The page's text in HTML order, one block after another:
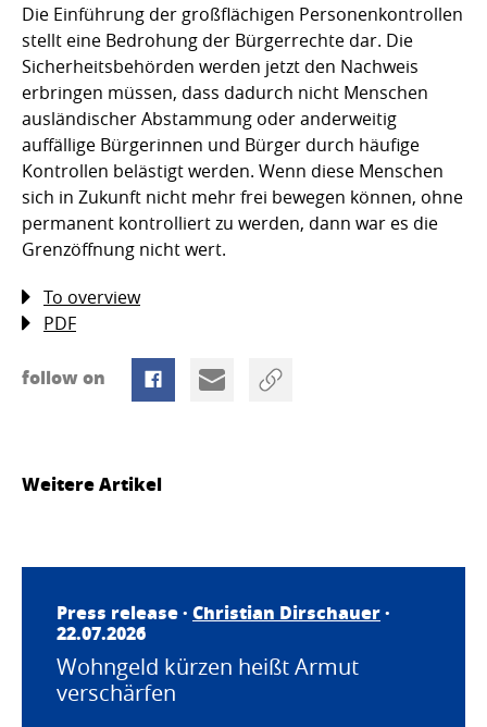
Die Einführung der großflächigen Personenkontrollen
stellt eine Bedrohung der Bürgerrechte dar. Die
Sicherheitsbehörden werden jetzt den Nachweis
erbringen müssen, dass dadurch nicht Menschen
ausländischer Abstammung oder anderweitig
auffällige Bürgerinnen und Bürger durch häufige
Kontrollen belästigt werden. Wenn diese Menschen
sich in Zukunft nicht mehr frei bewegen können, ohne
permanent kontrolliert zu werden, dann war es die
Grenzöffnung nicht wert.
To overview
PDF
follow on
Weitere Artikel
Press release · Christian Dirschauer·
22.07.2026
Wohngeld kürzen heißt Armut
verschärfen